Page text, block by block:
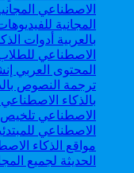
مواقع الذكاء
الحديثة لجميع